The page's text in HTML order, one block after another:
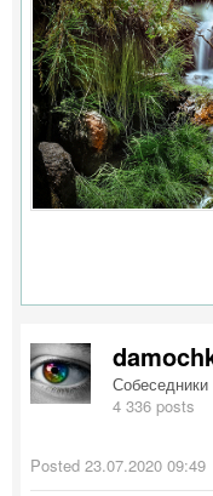
Собеседники
4 336 posts
Posted 23.07.2020 09:49